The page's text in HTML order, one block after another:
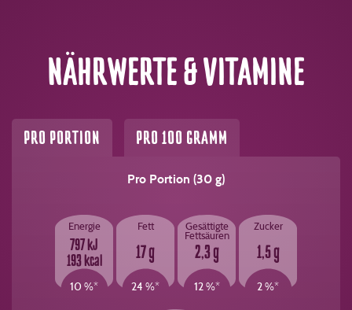
NÄHRWERTE & VITAMINE
PRO PORTION PRO 100 GRAMM
Pro Portion (30 g)
Energie
797 kJ
193 kcal
10 %*
Fett
17 g
24 %*
Gesättigte
Fettsäuren
2,3 g
12 %*
Zucker
1,5 g
2 %*